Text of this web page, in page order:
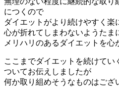
につくので
ダイエットがより続けやすく楽
心が折れてしまわないようたま
メリハリのあるダイエットを心
ここまでダイエットを続けてい
ついてお伝えしましたが
何か取り組めそうなものはござ